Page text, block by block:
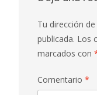
Tu dirección
publicada. Los
marcados con
Comentario *